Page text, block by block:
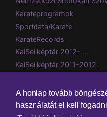
A honlap tovább
használatát el kell
Karateprogramok
Sportdata/Karate
KarateRecords
KaiSei képtár 2012- ...
KaiSei képtár 2011-2012.
Evezzvelem